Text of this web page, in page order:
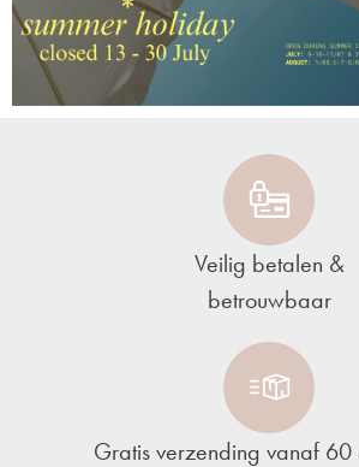
Veilig betalen &
betrouwbaar
Gratis verzending vanaf 60